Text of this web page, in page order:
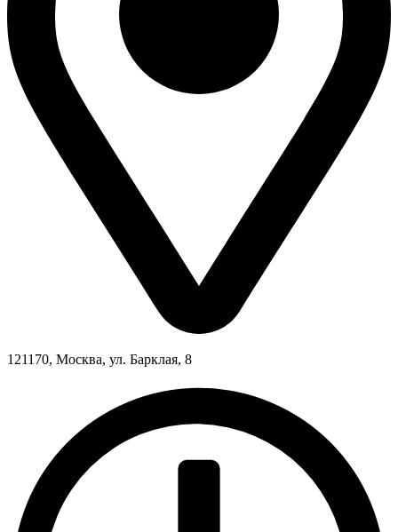
121170, Москва, ул. Барклая, 8